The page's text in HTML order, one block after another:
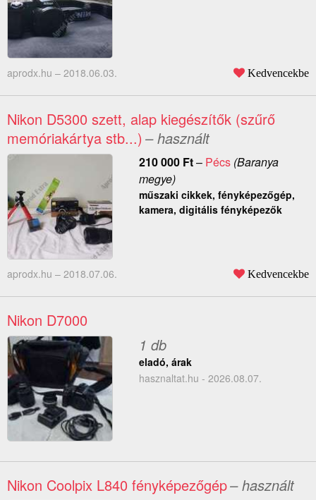
aprodx.hu – 2018.06.03. Kedvencekbe
Nikon D5300 szett, alap kiegészítők (szűrő
memóriakártya stb...) – használt
210 000 Ft– Pécs(Baranya
megye)
műszaki cikkek, fényképezőgép,
kamera, digitális fényképezők
aprodx.hu – 2018.07.06. Kedvencekbe
Nikon D7000
1 db
eladó, árak
hasznaltat.hu - 2026.08.07.
Nikon Coolpix L840 fényképezőgép– használt